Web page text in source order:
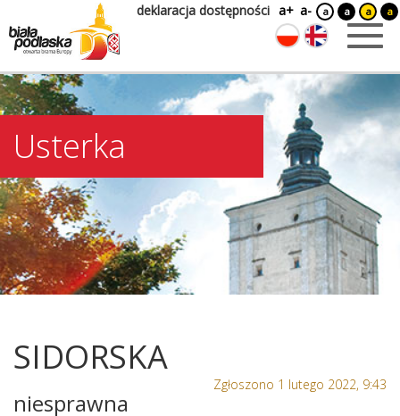
deklaracja dostępności a+ a- a a a a
Usterka
SIDORSKA
Zgłoszono 1 lutego 2022, 9:43
niesprawna